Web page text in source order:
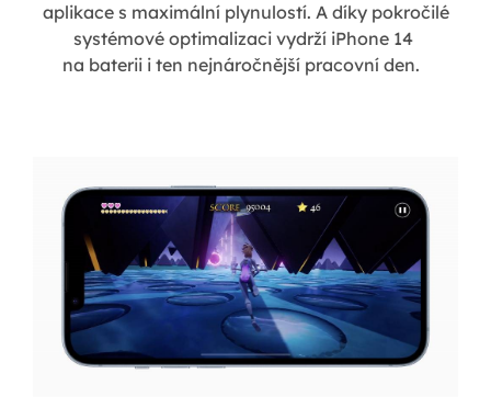
aplikace s maximální plynulostí. A díky pokročilé
systémové optimalizaci vydrží iPhone 14
na baterii i ten nejnáročnější pracovní den.